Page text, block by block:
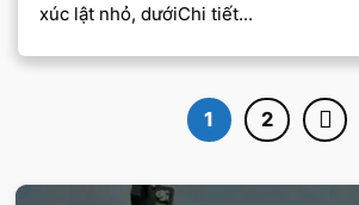
xúc lật nhỏ, dướiChi tiết...
1 2